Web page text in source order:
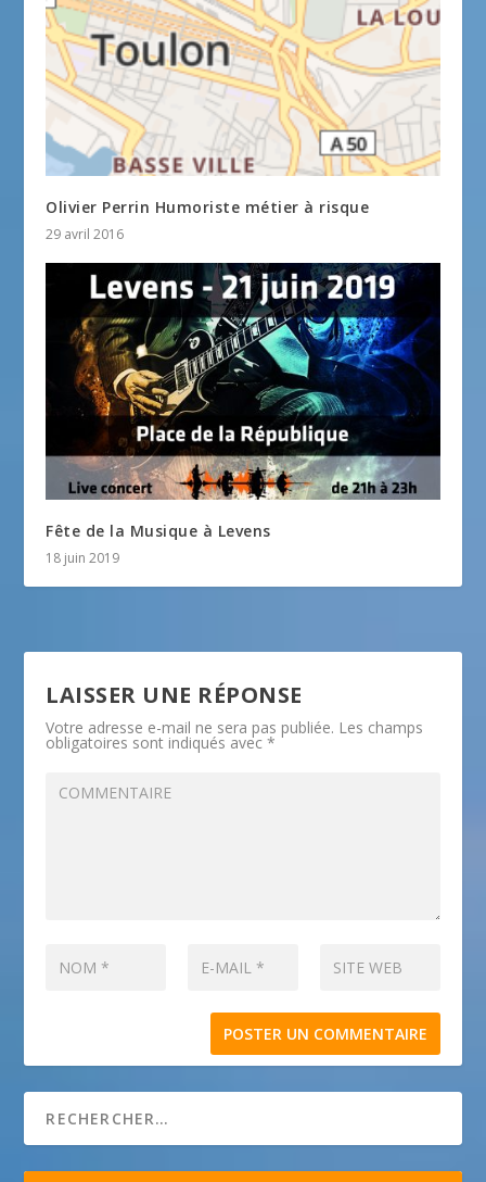
Olivier Perrin Humoriste métier à risque
29 avril 2016
Fête de la Musique à Levens
18 juin 2019
LAISSER UNE RÉPONSE
Votre adresse e-mail ne sera pas publiée. Les champs
obligatoires sont indiqués avec*